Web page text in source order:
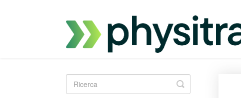
Ricerca
a